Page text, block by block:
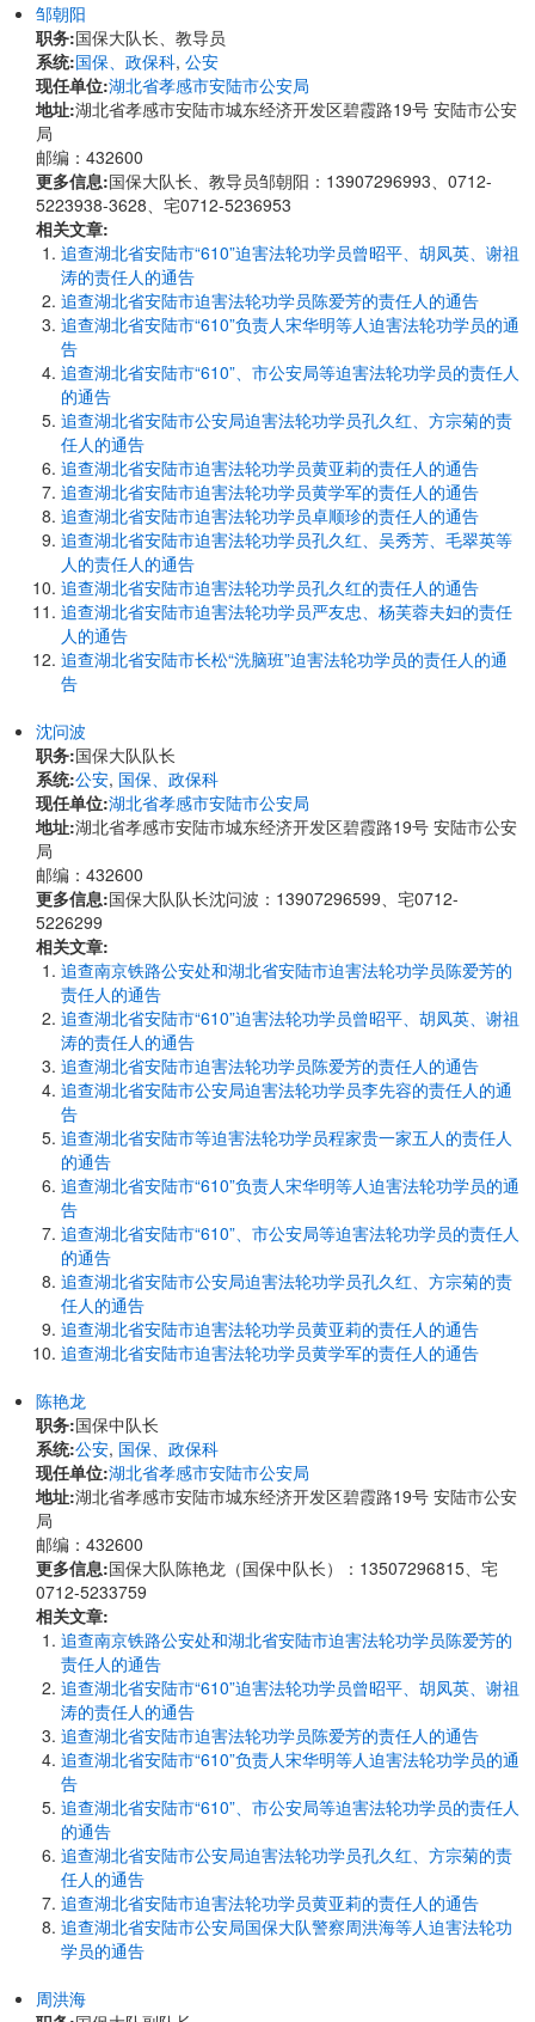
邹朝阳
职务:国保大队长、教导员
系统:国保、政保科, 公安
现任单位:湖北省孝感市安陆市公安局
地址:湖北省孝感市安陆市城东经济开发区碧霞路19号 安陆市公安
局
邮编：432600
更多信息:国保大队长、教导员邹朝阳：13907296993、0712-
5223938-3628、宅0712-5236953
相关文章:
追查湖北省安陆市“610”迫害法轮功学员曾昭平、胡凤英、谢祖
涛的责任人的通告
追查湖北省安陆市迫害法轮功学员陈爱芳的责任人的通告
追查湖北省安陆市“610”负责人宋华明等人迫害法轮功学员的通
告
追查湖北省安陆市“610”、市公安局等迫害法轮功学员的责任人
的通告
追查湖北省安陆市公安局迫害法轮功学员孔久红、方宗菊的责
任人的通告
追查湖北省安陆市迫害法轮功学员黄亚莉的责任人的通告
追查湖北省安陆市迫害法轮功学员黄学军的责任人的通告
追查湖北省安陆市迫害法轮功学员卓顺珍的责任人的通告
追查湖北省安陆市迫害法轮功学员孔久红、吴秀芳、毛翠英等
人的责任人的通告
追查湖北省安陆市迫害法轮功学员孔久红的责任人的通告
追查湖北省安陆市迫害法轮功学员严友忠、杨芙蓉夫妇的责任
人的通告
追查湖北省安陆市长松“洗脑班”迫害法轮功学员的责任人的通
告
沈问波
职务:国保大队队长
系统:公安, 国保、政保科
现任单位:湖北省孝感市安陆市公安局
地址:湖北省孝感市安陆市城东经济开发区碧霞路19号 安陆市公安
局
邮编：432600
更多信息:国保大队队长沈问波：13907296599、宅0712-
5226299
相关文章:
追查南京铁路公安处和湖北省安陆市迫害法轮功学员陈爱芳的
责任人的通告
追查湖北省安陆市“610”迫害法轮功学员曾昭平、胡凤英、谢祖
涛的责任人的通告
追查湖北省安陆市迫害法轮功学员陈爱芳的责任人的通告
追查湖北省安陆市公安局迫害法轮功学员李先容的责任人的通
告
追查湖北省安陆市等迫害法轮功学员程家贵一家五人的责任人
的通告
追查湖北省安陆市“610”负责人宋华明等人迫害法轮功学员的通
告
追查湖北省安陆市“610”、市公安局等迫害法轮功学员的责任人
的通告
追查湖北省安陆市公安局迫害法轮功学员孔久红、方宗菊的责
任人的通告
追查湖北省安陆市迫害法轮功学员黄亚莉的责任人的通告
追查湖北省安陆市迫害法轮功学员黄学军的责任人的通告
陈艳龙
职务:国保中队长
系统:公安, 国保、政保科
现任单位:湖北省孝感市安陆市公安局
地址:湖北省孝感市安陆市城东经济开发区碧霞路19号 安陆市公安
局
邮编：432600
更多信息:国保大队陈艳龙（国保中队长）：13507296815、宅
0712-5233759
相关文章:
追查南京铁路公安处和湖北省安陆市迫害法轮功学员陈爱芳的
责任人的通告
追查湖北省安陆市“610”迫害法轮功学员曾昭平、胡凤英、谢祖
涛的责任人的通告
追查湖北省安陆市迫害法轮功学员陈爱芳的责任人的通告
追查湖北省安陆市“610”负责人宋华明等人迫害法轮功学员的通
告
追查湖北省安陆市“610”、市公安局等迫害法轮功学员的责任人
的通告
追查湖北省安陆市公安局迫害法轮功学员孔久红、方宗菊的责
任人的通告
追查湖北省安陆市迫害法轮功学员黄亚莉的责任人的通告
追查湖北省安陆市公安局国保大队警察周洪海等人迫害法轮功
学员的通告
周洪海